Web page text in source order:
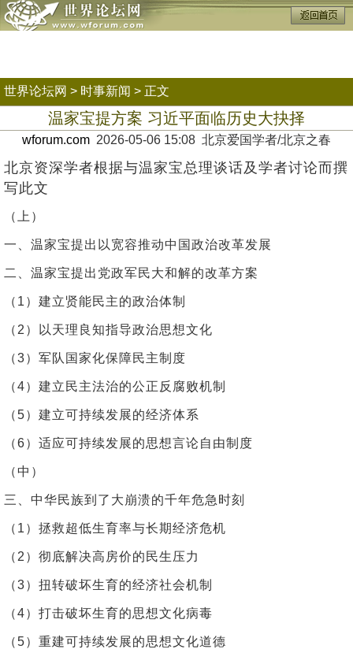
世界论坛网 > 时事新闻 > 正文
温家宝提方案 习近平面临历史大抉择
wforum.com 2026-05-06 15:08 北京爱国学者/北京之春
北京资深学者根据与温家宝总理谈话及学者讨论而撰
写此文
（上）
一、温家宝提出以宽容推动中国政治改革发展
二、温家宝提出党政军民大和解的改革方案
（1）建立贤能民主的政治体制
（2）以天理良知指导政治思想文化
（3）军队国家化保障民主制度
（4）建立民主法治的公正反腐败机制
（5）建立可持续发展的经济体系
（6）适应可持续发展的思想言论自由制度
（中）
三、中华民族到了大崩溃的千年危急时刻
（1）拯救超低生育率与长期经济危机
（2）彻底解决高房价的民生压力
（3）扭转破坏生育的经济社会机制
（4）打击破坏生育的思想文化病毒
（5）重建可持续发展的思想文化道德